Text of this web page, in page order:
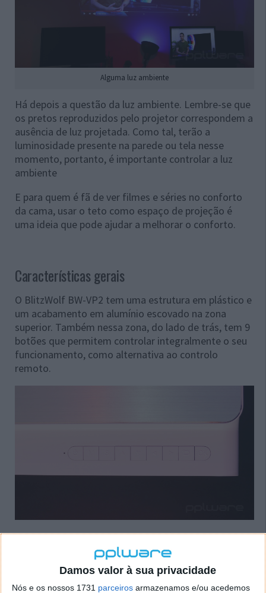
Damos valor à sua privacidade
Nós e os nossos 1731 parceiros armazenamos e/ou acedemos
Alguma luz ambiente
Há depois a questão da luz ambiente. Lembre-se que
os pretos reproduzidos pelo projetor correspondem a
ausência de luz projetada. Como tal, terão a
luminosidade presente na parede ou tela nesse
momento, portanto, é importante controlar a luz
ambiente
E para quem é fã de ver filmes e séries no conforto
da cama, usar o teto como espaço de projeção é
uma ideia que pode ajudar a melhorar o conforto.
Características gerais
O BlitzWolf BW-VP2 tem uma estrutura em plástico e
um acabamento em alumínio escovado na zona
superior. Também nessa zona, do lado de trás, tem 9
botões que permitem controlar integralmente o seu
funcionamento, como alternativa ao controlo
remoto.
Na lateral, do lado da lente, é possível aceder ao
ajuste manual da focagem e ao ajuste da inclinação
da imagem projetada.